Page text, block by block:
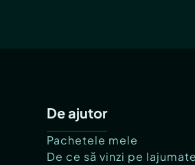
De ajutor
Pachetele mele
De ce să vinzi pe